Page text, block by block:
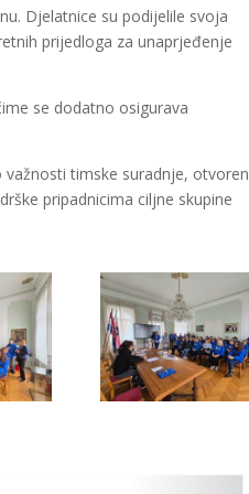
Djelatnice su podijelile svoja
prijedloga za unaprjeđenje
se dodatno osigurava
timske suradnje,
pripadnicima ciljne skupine